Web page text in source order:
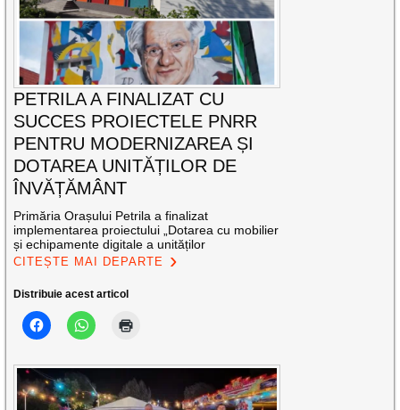
PETRILA A FINALIZAT CU
SUCCES PROIECTELE PNRR
PENTRU MODERNIZAREA ȘI
DOTAREA UNITĂȚILOR DE
ÎNVĂȚĂMÂNT
Primăria Orașului Petrila a finalizat
implementarea proiectului „Dotarea cu mobilier
și echipamente digitale a unităților
CITEȘTE MAI DEPARTE
Distribuie acest articol